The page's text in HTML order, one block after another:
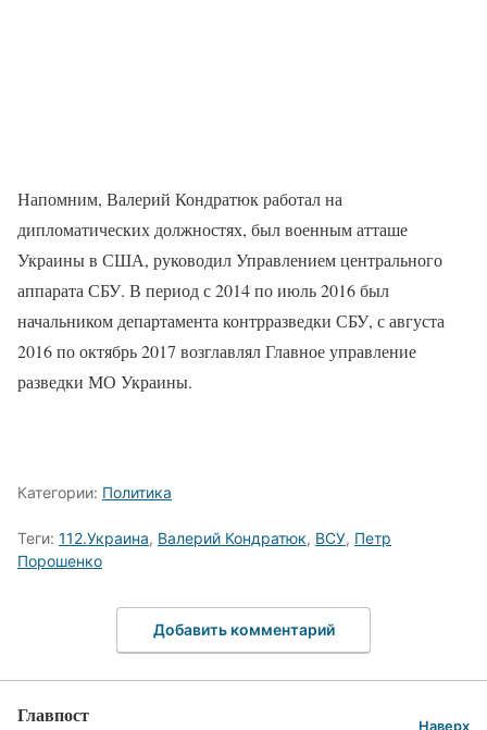
Напомним, Валерий Кондратюк работал на
дипломатических должностях, был военным атташе
Украины в США, руководил Управлением центрального
аппарата СБУ. В период с 2014 по июль 2016 был
начальником департамента контрразведки СБУ, с августа
2016 по октябрь 2017 возглавлял Главное управление
разведки МО Украины.
Категории: Политика
Теги: 112.Украина, Валерий Кондратюк, ВСУ, Петр
Порошенко
Добавить комментарий
Главпост Наверх